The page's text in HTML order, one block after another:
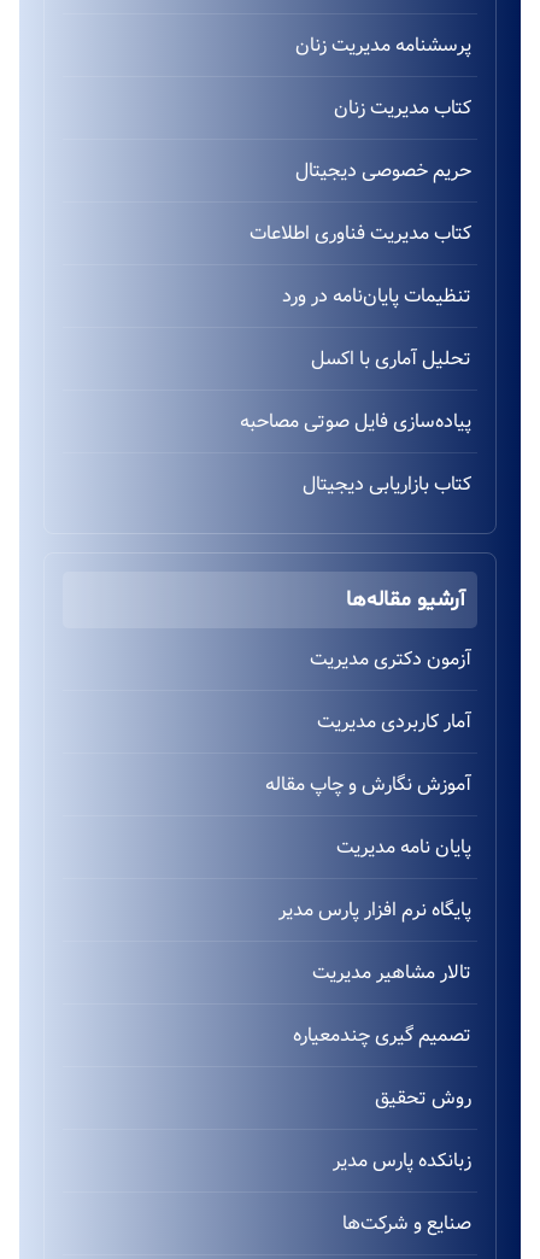
پرسشنامه مدیریت زنان
کتاب مدیریت زنان
حریم خصوصی دیجیتال
کتاب مدیریت فناوری اطلاعات
تنظیمات پایان‌نامه در ورد
تحلیل آماری با اکسل
پیاده‌سازی فایل صوتی مصاحبه
کتاب بازاریابی دیجیتال
آرشیو مقاله‌ها
آزمون دکتری مدیریت
آمار کاربردی مدیریت
آموزش نگارش و چاپ مقاله
پایان نامه مدیریت
پایگاه نرم افزار پارس مدیر
تالار مشاهیر مدیریت
تصمیم گیری چندمعیاره
روش تحقیق
زبانکده پارس مدیر
صنایع و شرکت‌ها